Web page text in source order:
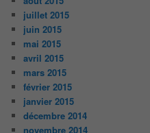
juillet 2015
juin 2015
mai 2015
avril 2015
mars 2015
février 2015
janvier 2015
décembre 2014
novembre 2014